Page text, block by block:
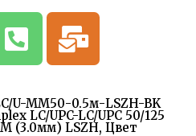
U-MM50-0.5м-LSZH-BK
LC/UPC-LC/UPC 50/125
(3.0мм) LSZH, Цвет